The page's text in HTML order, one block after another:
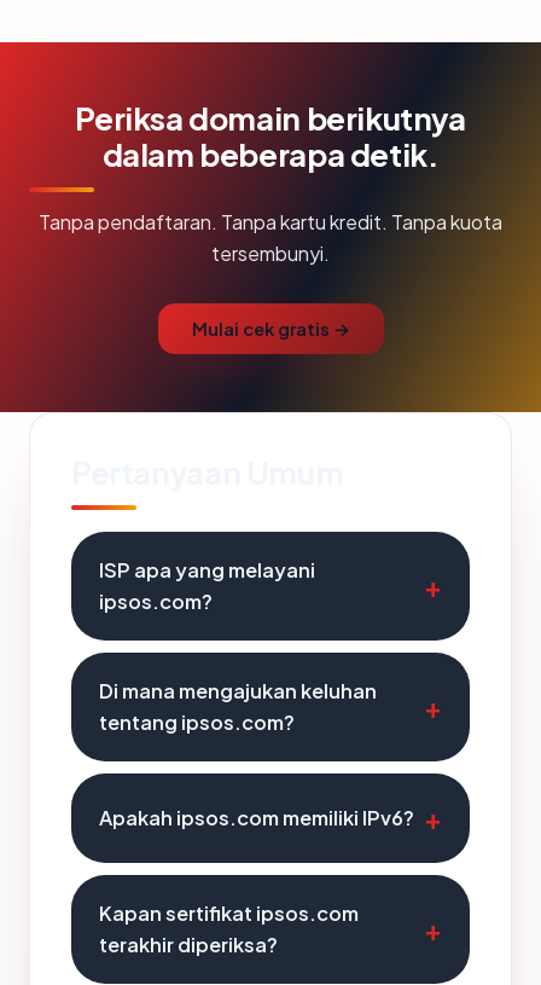
Periksa domain berikutnya
dalam beberapa detik.
Tanpa pendaftaran. Tanpa kartu kredit. Tanpa kuota
tersembunyi.
Mulai cek gratis →
ISP apa yang melayani
ipsos.com?
Di mana mengajukan keluhan
tentang ipsos.com?
Apakah ipsos.com memiliki IPv6?
Kapan sertifikat ipsos.com
terakhir diperiksa?